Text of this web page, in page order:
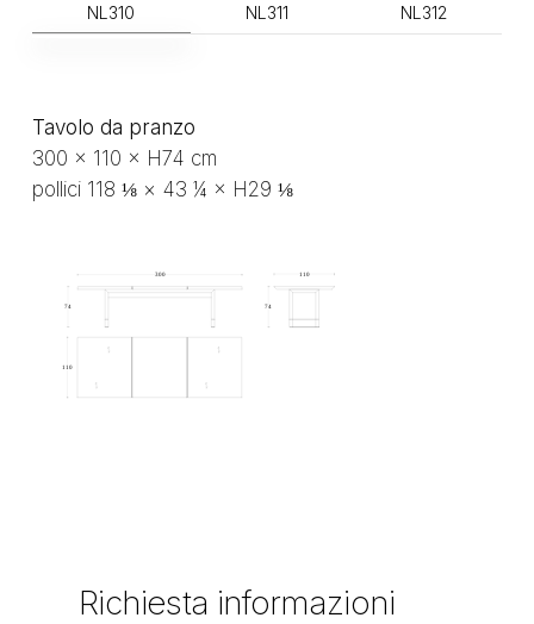
NL310 NL311 NL312
Tavolo da pranzo
300 × 110 × H74 cm
pollici 118 ⅛ × 43 ¼ × H29 ⅛
Richiesta informazioni